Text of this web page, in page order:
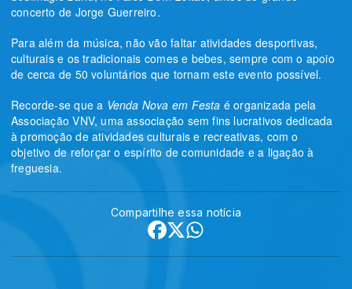
concerto de Jorge Guerreiro.
Para além da música, não vão faltar atividades desportivas,
culturais e os tradicionais comes e bebes, sempre com o apoio
de cerca de 50 voluntários que tornam este evento possível.
Recorde-se que a Venda Nova em Festa é organizada pela
Associação VNV, uma associação sem fins lucrativos dedicada
à promoção de atividades culturais e recreativas, com o
objetivo de reforçar o espírito de comunidade e a ligação à
freguesia.
Compartilhe essa notícia